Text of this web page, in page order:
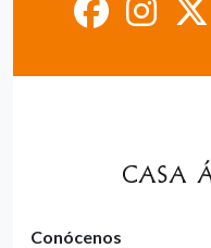
Conócenos